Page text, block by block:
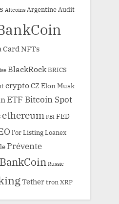
Altcoins ArgentineAudit
Card NFTs
BlackRockBRICS
cryptoCZ Elon Musk
ETF Bitcoin Spot
ethereum FBI FED
l'orListingLoanex
Prévente
Russie
TethertronXRP